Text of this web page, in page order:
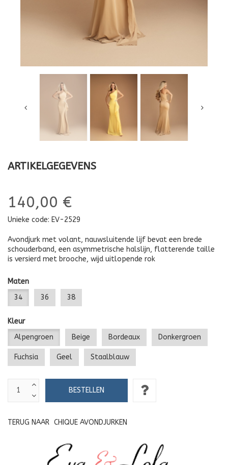
ARTIKELGEGEVENS
140,00 €
Unieke code: EV-2529
Avondjurk met volant, nauwsluitende lijf bevat een brede
schouderband, een asymmetrische halslijn, flatterende taille
is versierd met brooche, wijd uitlopende rok
Maten
34
36 38
Kleur
Alpengroen
Beige Bordeaux Donkergroen
Fuchsia Geel Staalblauw
TERUG NAAR CHIQUE AVONDJURKEN